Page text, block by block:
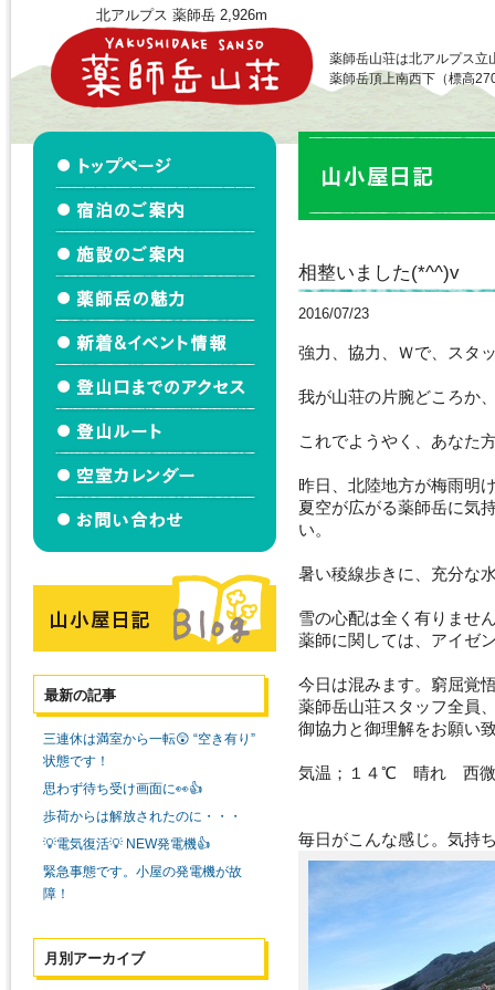
北アルプス 薬師岳 2,926m
薬師岳山荘は北アルプス立
薬師岳頂上南西下（標高
相整いました(*^^)v
2016/07/23
強力、協力、Ｗで、スタ
我が山荘の片腕どころか
これでようやく、あなた
昨日、北陸地方が梅雨明
夏空が広がる薬師岳に気
い。
暑い稜線歩きに、充分な
雪の心配は全く有りませ
薬師に関しては、アイゼ
今日は混みます。窮屈覚
薬師岳山荘スタッフ全員
御協力と御理解をお願い
気温；１４℃ 晴れ 西
毎日がこんな感じ。気持
最新の記事
三連休は満室から一転😲 “空き有り”
状態です！
思わず待ち受け画面に👀👍
歩荷からは解放されたのに・・・
💡電気復活💡 NEW発電機👍
緊急事態です。小屋の発電機が故
障！
月別アーカイブ